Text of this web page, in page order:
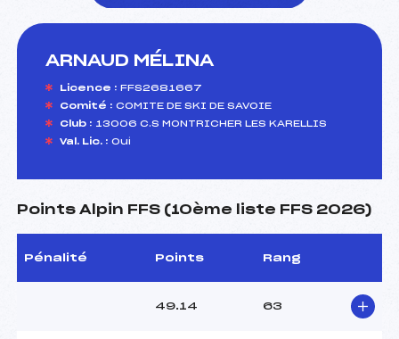
ARNAUD MÉLINA
Licence : FFS2681667
Comité : COMITE DE SKI DE SAVOIE
Club : 13006 C.S MONTRICHER LES KARELLIS
Val. Lic. : Oui
Points Alpin FFS (10ème liste FFS 2026)
Pénalité Points Rang
49.14 63